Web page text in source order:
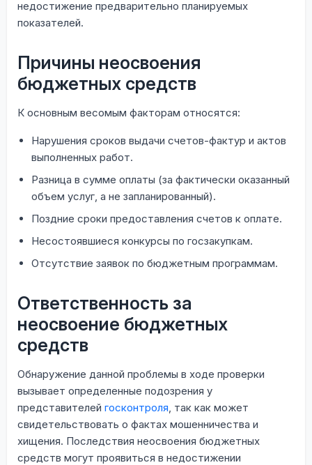
недостижение предварительно планируемых
показателей.
Причины неосвоения
бюджетных средств
К основным весомым факторам относятся:
Нарушения сроков выдачи счетов-фактур и актов
выполненных работ.
Разница в сумме оплаты (за фактически оказанный
объем услуг, а не запланированный).
Поздние сроки предоставления счетов к оплате.
Несостоявшиеся конкурсы по госзакупкам.
Отсутствие заявок по бюджетным программам.
Ответственность за
неосвоение бюджетных
средств
Обнаружение данной проблемы в ходе проверки
вызывает определенные подозрения у
представителей госконтроля, так как может
свидетельствовать о фактах мошенничества и
хищения. Последствия неосвоения бюджетных
средств могут проявиться в недостижении